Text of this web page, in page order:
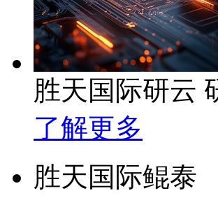
胜天国际研云
了解更多
胜天国际鲲泰